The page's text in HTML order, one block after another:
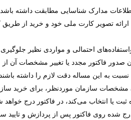
مدارک شناسایی مطابقت داشته
ارائه تصویر کارت ملی خود و خرید از
احتمالی و مواردی نظیر
صدور فاکتور مجدد یا تغییر مشخصات
به این مساله دقت لازم را داشته
مشخصات سازمان موردنظر، برای خرید
ثبت یا انتخاب می‌کند، در فاکتور درج
شده روی فاکتور پس از پردازش و تایید